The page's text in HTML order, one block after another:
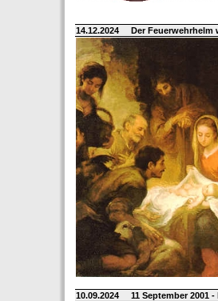
14.12.2024 Der
10.09.2024 11 September 2001